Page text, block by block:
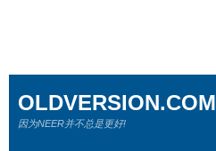
OLDVERSION.COM
因为NEER并不总是更好!